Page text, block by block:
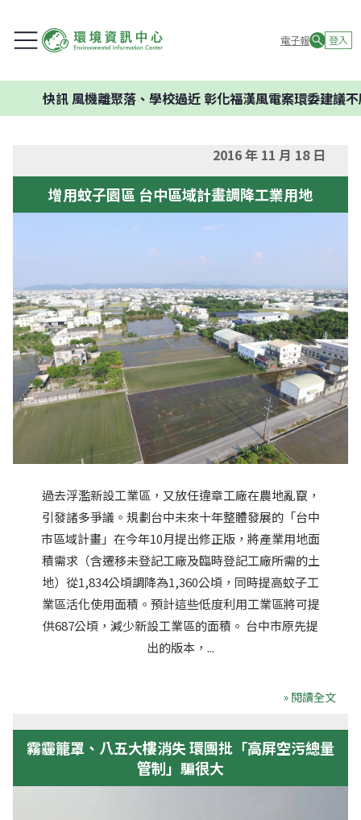
電子報 登入
風機離聚落、學校過近 彰化福漢風電案環委建議不應開發
2016 年 11 月 18 日
增用蚊子園區 台中區域計畫調降工業用地
過去浮濫新設工業區，又放任違章工廠在農地亂竄，
引發諸多爭議。規劃台中未來十年整體發展的「台中
市區域計畫」在今年10月提出修正版，將產業用地面
積需求（含遷移未登記工廠及臨時登記工廠所需的土
地）從1,834公頃調降為1,360公頃，同時提高蚊子工
業區活化使用面積。預計這些低度利用工業區將可提
供687公頃，減少新設工業區的面積。 台中市原先提
出的版本，...
» 閱讀全文
霧霾籠罩、八五大樓消失 環團批「高屏空污總量
管制」騙很大